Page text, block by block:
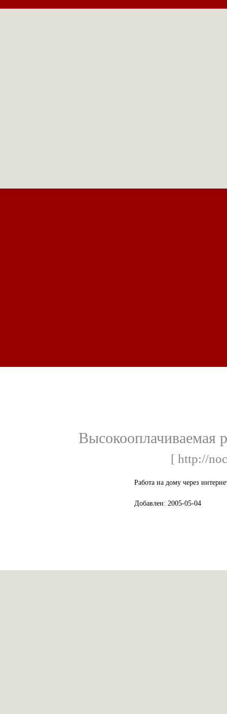
Высокооплачиваемая
[ http://
Работа на дому через
Добавлен: 2005-05-04